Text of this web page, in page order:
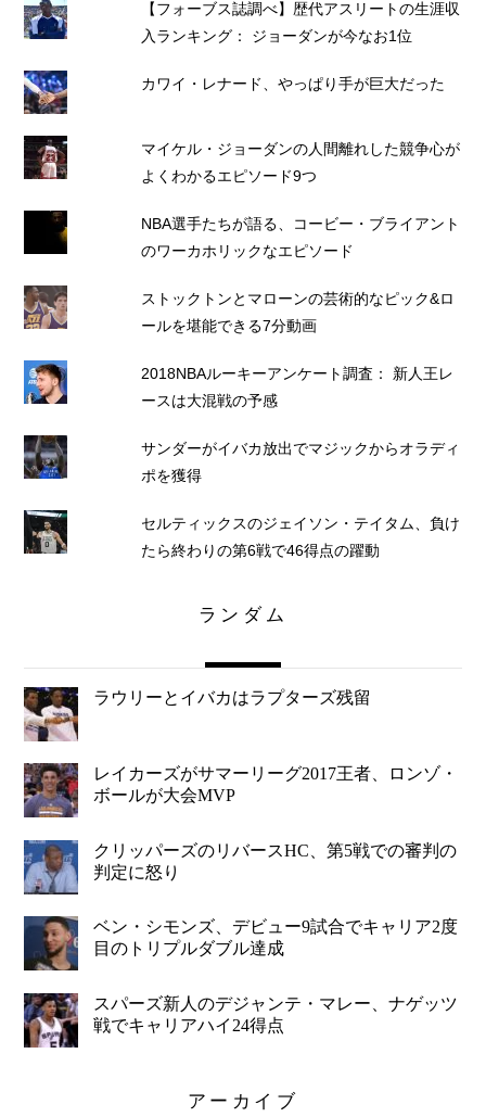
【フォーブス誌調べ】歴代アスリートの生涯収
入ランキング： ジョーダンが今なお1位
カワイ・レナード、やっぱり手が巨大だった
マイケル・ジョーダンの人間離れした競争心が
よくわかるエピソード9つ
NBA選手たちが語る、コービー・ブライアント
のワーカホリックなエピソード
ストックトンとマローンの芸術的なピック&ロ
ールを堪能できる7分動画
2018NBAルーキーアンケート調査： 新人王レ
ースは大混戦の予感
サンダーがイバカ放出でマジックからオラディ
ポを獲得
セルティックスのジェイソン・テイタム、負け
たら終わりの第6戦で46得点の躍動
ランダム
ラウリーとイバカはラプターズ残留
レイカーズがサマーリーグ2017王者、ロンゾ・
ボールが大会MVP
クリッパーズのリバースHC、第5戦での審判の
判定に怒り
ベン・シモンズ、デビュー9試合でキャリア2度
目のトリプルダブル達成
スパーズ新人のデジャンテ・マレー、ナゲッツ
戦でキャリアハイ24得点
アーカイブ